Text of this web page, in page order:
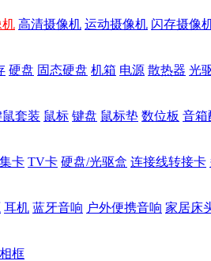
机 高清摄像机 运动摄像机 闪存摄像
硬盘 固态硬盘 机箱 电源 散热器 光
套装 鼠标 键盘 鼠标垫 数位板 音箱
卡 TV卡 硬盘/光驱盒 连接线转接卡
耳机 蓝牙音响 户外便携音响 家居床
框